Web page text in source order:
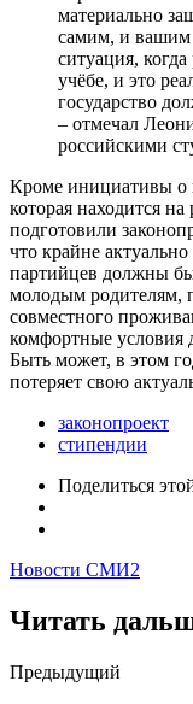
материально
самим, и вашим
ситуация,
учёбе, и это
государство
– отмечал
российскими
Кроме инициативы о
которая находится
подготовили
что крайне
партийцев должны
молодым родителям,
совместного
комфортные условия
Быть может, в этом
потеряет свою
законопроект
стипендии
Поделиться
Новости СМИ2
Читать
Post
Предыдущий